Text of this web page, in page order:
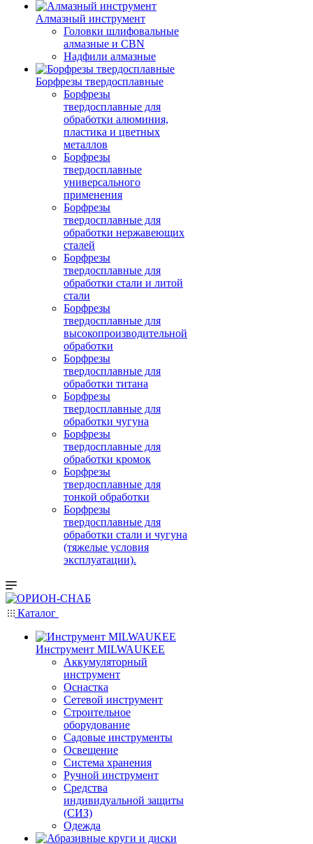
Алмазный инструмент
Головки шлифовальные
алмазные и CBN
Надфили алмазные
Борфрезы твердосплавные
Борфрезы
твердосплавные для
обработки алюминия,
пластика и цветных
металлов
Борфрезы
твердосплавные
универсального
применения
Борфрезы
твердосплавные для
обработки нержавеющих
сталей
Борфрезы
твердосплавные для
обработки стали и литой
стали
Борфрезы
твердосплавные для
высокопроизводительной
обработки
Борфрезы
твердосплавные для
обработки титана
Борфрезы
твердосплавные для
обработки чугуна
Борфрезы
твердосплавные для
обработки кромок
Борфрезы
твердосплавные для
тонкой обработки
Борфрезы
твердосплавные для
обработки стали и чугуна
(тяжелые условия
эксплуатации).
Каталог
Инструмент MILWAUKEE
Аккумуляторный
инструмент
Оснастка
Сетевой инструмент
Строительное
оборудование
Садовые инструменты
Освещение
Система хранения
Ручной инструмент
Средства
индивидуальной защиты
(СИЗ)
Одежда